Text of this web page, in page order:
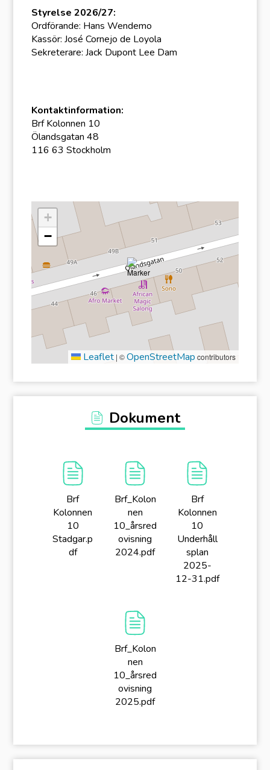
Styrelse 2026/27:
Ordförande: Hans Wendemo
Kassör: José Cornejo de Loyola
Sekreterare: Jack Dupont Lee Dam
Kontaktinformation:
Brf Kolonnen 10
Ölandsgatan 48
116 63 Stockholm
+
−
Leaflet | ©OpenStreetMap contributors
Dokument
Brf
Kolonnen
10
Stadgar.p
df
Brf_Kolon
nen
10_årsred
ovisning
2024.pdf
Brf
Kolonnen
10
Underhåll
splan
2025-
12-31.pdf
Brf_Kolon
nen
10_årsred
ovisning
2025.pdf